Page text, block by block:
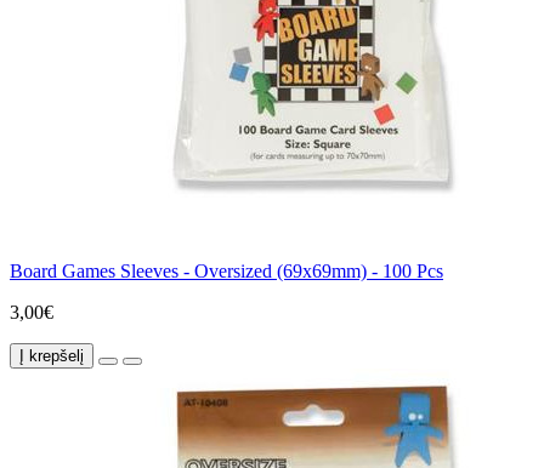
Board Games Sleeves - Oversized (69x69mm) - 100 Pcs
3,00€
Į krepšelį